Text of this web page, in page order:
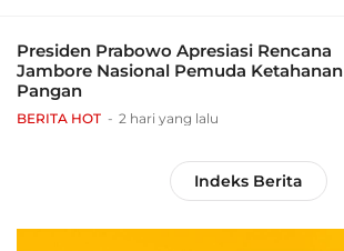
Presiden Prabowo Apresiasi Rencana
Jambore Nasional Pemuda Ketahanan
Pangan
BERITA HOT 2 hari yang lalu
Indeks Berita